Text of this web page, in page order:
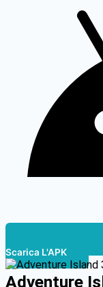
Scarica L'APK
Adventure